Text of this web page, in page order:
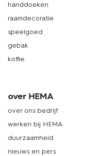
handdoeken
raamdecoratie
speelgoed
gebak
koffie
over HEMA
over ons bedrijf
werken bij HEMA
duurzaamheid
nieuws en pers